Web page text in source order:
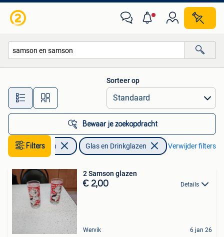
Alle afstanden…
Sorteer op
Bewaar je zoekopdracht
Filters
Verzamelen Glas en Drinkglazen Verwijder filters
2 Samson glazen
€ 2,00 Details
Wervik 6 jan 26